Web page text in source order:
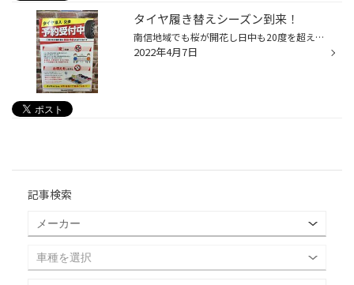
タイヤ履き替えシーズン到来！
南信地域でも桜が開花し日中も20度を超える日も出てきました そろそろタイヤ交換をご検討の方もいらっしゃると思いますが タイヤ館箕輪ではタイヤ交換はご予約も承っております！ ご予約頂ければスムーズにタイヤ交換可能です！ 週末は埋まってきています！お早めに！
2022年4月7日
記事検索